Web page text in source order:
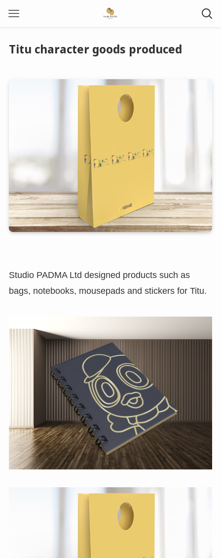
Titu character goods produced
Studio PADMA Ltd designed products such as
bags, notebooks, mousepads and stickers for Titu.